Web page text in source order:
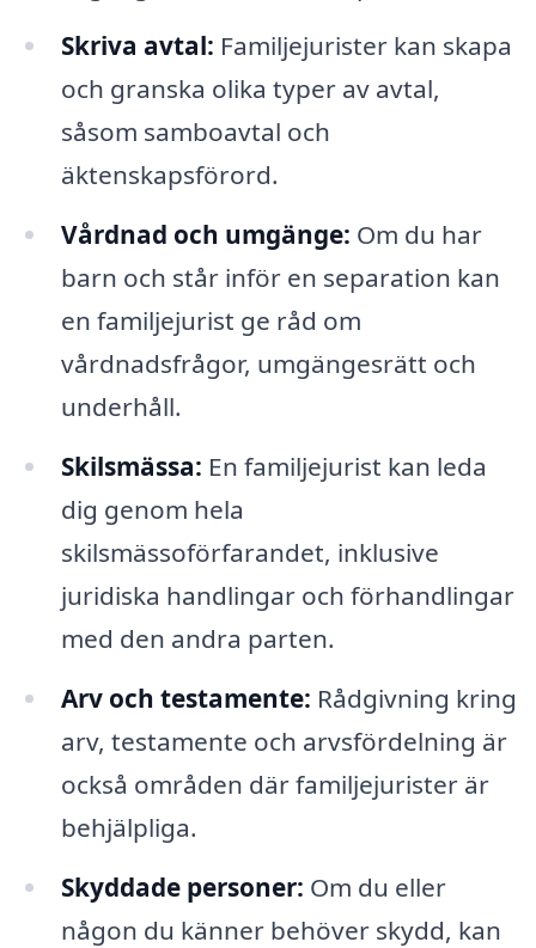
Skriva avtal: Familjejurister kan skapa
och granska olika typer av avtal,
såsom samboavtal och
äktenskapsförord.
Vårdnad och umgänge: Om du har
barn och står inför en separation kan
en familjejurist ge råd om
vårdnadsfrågor, umgängesrätt och
underhåll.
Skilsmässa: En familjejurist kan leda
dig genom hela
skilsmässoförfarandet, inklusive
juridiska handlingar och förhandlingar
med den andra parten.
Arv och testamente: Rådgivning kring
arv, testamente och arvsfördelning är
också områden där familjejurister är
behjälpliga.
Skyddade personer: Om du eller
någon du känner behöver skydd, kan